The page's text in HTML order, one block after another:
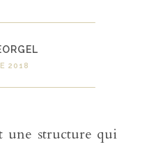
2018
une structure qui